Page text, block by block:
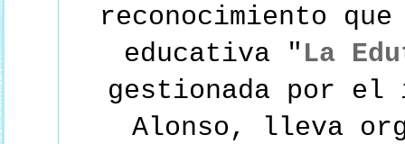
reconocimiento
educativa " La
gestionada por el
Alonso, lleva